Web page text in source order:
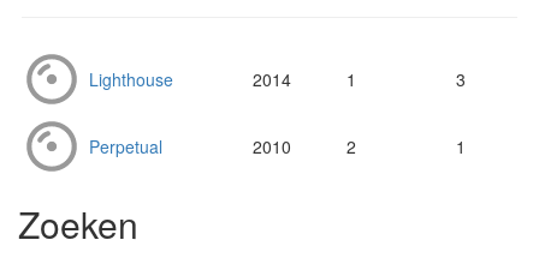
Lighthouse 2014 1 3
Perpetual 2010 2 1
Zoeken